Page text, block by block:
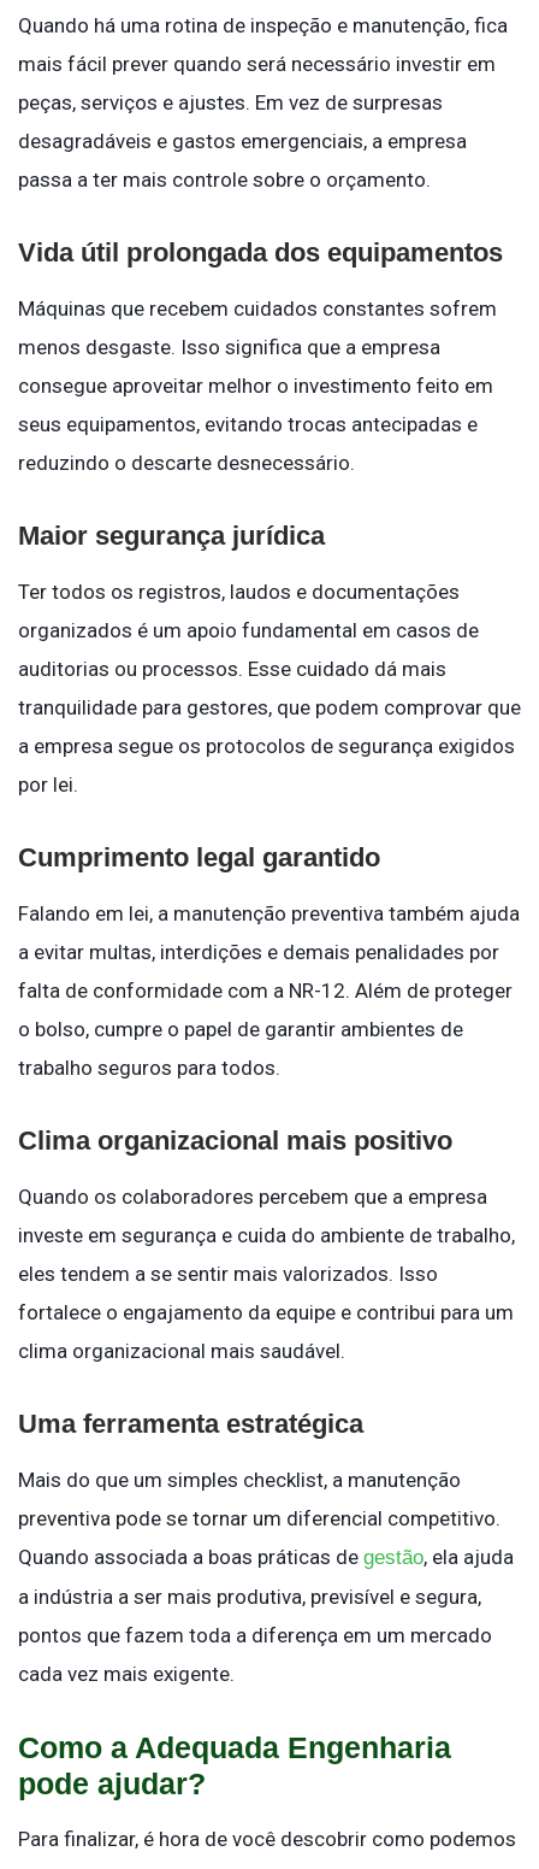
Quando há uma rotina de inspeção e manutenção, fica
mais fácil prever quando será necessário investir em
peças, serviços e ajustes. Em vez de surpresas
desagradáveis e gastos emergenciais, a empresa
passa a ter mais controle sobre o orçamento.
Vida útil prolongada dos equipamentos
Máquinas que recebem cuidados constantes sofrem
menos desgaste. Isso significa que a empresa
consegue aproveitar melhor o investimento feito em
seus equipamentos, evitando trocas antecipadas e
reduzindo o descarte desnecessário.
Maior segurança jurídica
Ter todos os registros, laudos e documentações
organizados é um apoio fundamental em casos de
auditorias ou processos. Esse cuidado dá mais
tranquilidade para gestores, que podem comprovar que
a empresa segue os protocolos de segurança exigidos
por lei.
Cumprimento legal garantido
Falando em lei, a manutenção preventiva também ajuda
a evitar multas, interdições e demais penalidades por
falta de conformidade com a NR-12. Além de proteger
o bolso, cumpre o papel de garantir ambientes de
trabalho seguros para todos.
Clima organizacional mais positivo
Quando os colaboradores percebem que a empresa
investe em segurança e cuida do ambiente de trabalho,
eles tendem a se sentir mais valorizados. Isso
fortalece o engajamento da equipe e contribui para um
clima organizacional mais saudável.
Uma ferramenta estratégica
Mais do que um simples checklist, a manutenção
preventiva pode se tornar um diferencial competitivo.
Quando associada a boas práticas de gestão, ela ajuda
a indústria a ser mais produtiva, previsível e segura,
pontos que fazem toda a diferença em um mercado
cada vez mais exigente.
Como a Adequada Engenharia
pode ajudar?
Para finalizar, é hora de você descobrir como podemos